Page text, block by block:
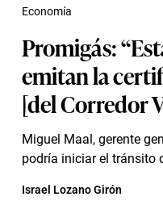
Promigás:
emitan la
[del Corredor
Miguel Maal, gerente
podría iniciar el tránsito
Economía
Israel Lozano Girón